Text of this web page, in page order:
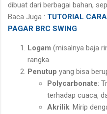
dibuat dari berbagai bahan,
Baca Juga : TUTORIAL
PAGAR BRC SWING
Logam (misalnya baja
rangka.
Penutup yang bisa
Polycarbonate:
terhadap cuaca,
Akrilik: Mirip